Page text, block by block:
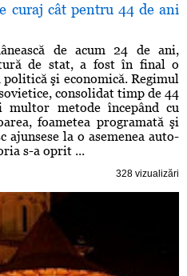
curaj cât pentru 44 de ani
de acum 24 de ani,
de stat, a fost în final o
şi economică. Regimul
consolidat timp de 44
metode începând cu
foametea programată şi
ajunsese la o asemenea auto-
s-a oprit ...
328 vizualizări